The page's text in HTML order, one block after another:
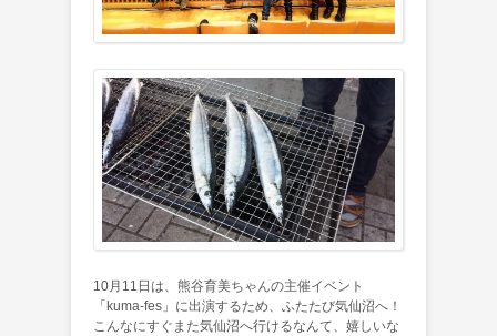
10月11日は、熊谷育美ちゃんの主催イベント
「kuma-fes」に出演するため、ふたたび気仙沼へ！
こんなにすぐまた気仙沼へ行けるなんて、嬉しいな